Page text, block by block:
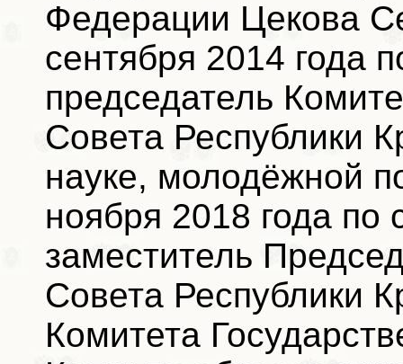
Федерации Цекова
сентября 2014 года
председатель
Совета Республики
науке, молодёжной
ноября 2018 года по
заместитель
Совета Республики
Комитета